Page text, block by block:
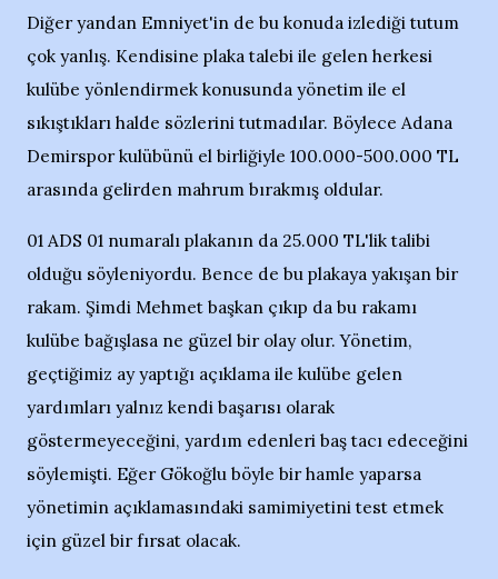
Diğer yandan Emniyet'in de bu konuda izlediği tutum
çok yanlış. Kendisine plaka talebi ile gelen herkesi
kulübe yönlendirmek konusunda yönetim ile el
sıkıştıkları halde sözlerini tutmadılar. Böylece Adana
Demirspor kulübünü el birliğiyle 100.000-500.000 TL
arasında gelirden mahrum bırakmış oldular.
01 ADS 01 numaralı plakanın da 25.000 TL'lik talibi
olduğu söyleniyordu. Bence de bu plakaya yakışan bir
rakam. Şimdi Mehmet başkan çıkıp da bu rakamı
kulübe bağışlasa ne güzel bir olay olur. Yönetim,
geçtiğimiz ay yaptığı açıklama ile kulübe gelen
yardımları yalnız kendi başarısı olarak
göstermeyeceğini, yardım edenleri baş tacı edeceğini
söylemişti. Eğer Gökoğlu böyle bir hamle yaparsa
yönetimin açıklamasındaki samimiyetini test etmek
için güzel bir fırsat olacak.